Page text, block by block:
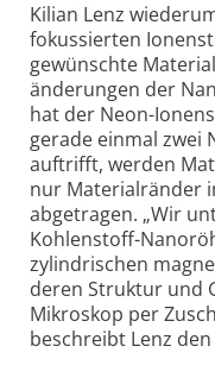
Kilian Lenz
fokussierten
gewünschte
änderungen der
hat der Neon-
gerade einmal zwei
auftrifft, werden
nur Material­ränder
abgetragen. „Wir
Kohlenstoff-
zylindrischen
deren Struktur und
Mikroskop per
beschreibt Lenz den